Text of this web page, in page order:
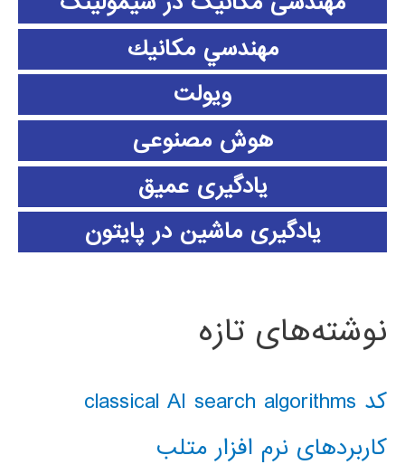
مهندسي مكانيك
ویولت
هوش مصنوعی
یادگیری عمیق
یادگیری ماشین در پایتون
نوشته‌های تازه
کد classical AI search algorithms
کاربردهای نرم افزار متلب